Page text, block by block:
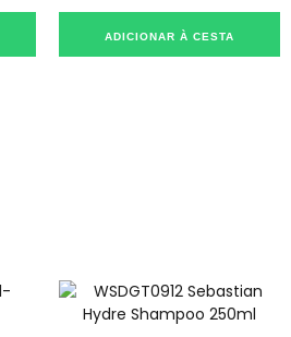
ADICIONAR À CESTA